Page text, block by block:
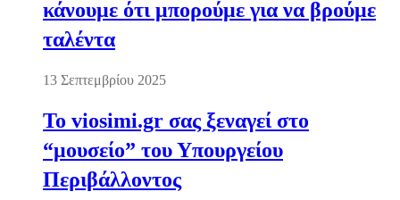
κάνουμε ότι μπορούμε για να βρούμε
ταλέντα
13 Σεπτεμβρίου 2025
Το viosimi.gr σας ξεναγεί στο
“μουσείο” του Υπουργείου
Περιβάλλοντος